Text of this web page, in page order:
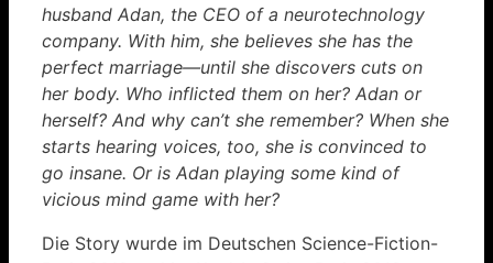
husband Adan, the CEO of a neurotechnology
company. With him, she believes she has the
perfect marriage—until she discovers cuts on
her body. Who inflicted them on her? Adan or
herself? And why can’t she remember? When she
starts hearing voices, too, she is convinced to
go insane. Or is Adan playing some kind of
vicious mind game with her?
Die Story wurde im Deutschen Science-Fiction-